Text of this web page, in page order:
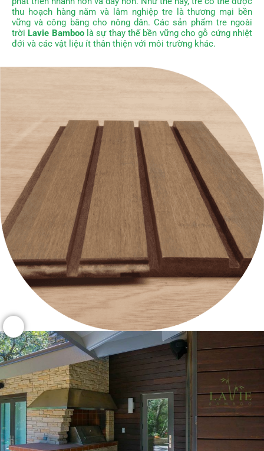
thu hoạch hàng năm và lâm nghiệp tre là thương mại bền
vững và công bằng cho nông dân. Các sản phẩm tre ngoài
trời Lavie Bamboolà sự thay thế bền vững cho gỗ cứng nhiệt
đới và các vật liệu ít thân thiện với môi trường khác.